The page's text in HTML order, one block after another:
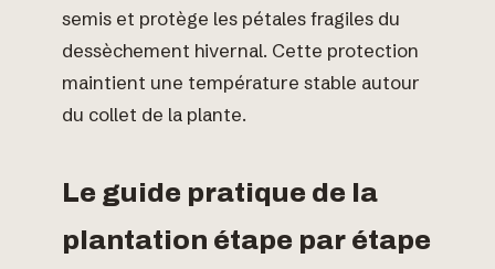
semis et protège les pétales fragiles du
dessèchement hivernal. Cette protection
maintient une température stable autour
du collet de la plante.
Le guide pratique de la
plantation étape par étape